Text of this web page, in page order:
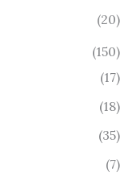
(20)
(150)
(17)
(18)
(35)
(7)